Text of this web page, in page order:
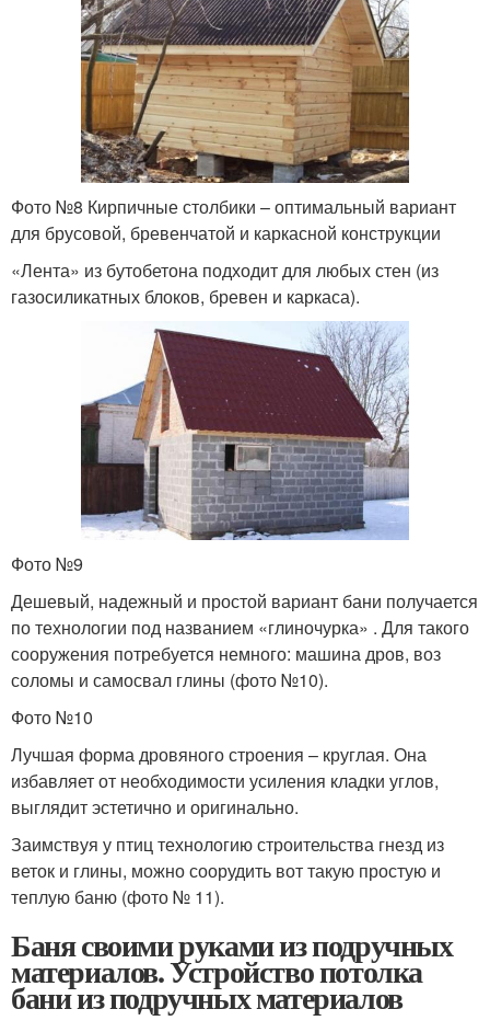
Фото №8 Кирпичные столбики – оптимальный вариант
для брусовой, бревенчатой и каркасной конструкции
«Лента» из бутобетона подходит для любых стен (из
газосиликатных блоков, бревен и каркаса).
Фото №9
Дешевый, надежный и простой вариант бани получается
по технологии под названием «глиночурка» . Для такого
сооружения потребуется немного: машина дров, воз
соломы и самосвал глины (фото №10).
Фото №10
Лучшая форма дровяного строения – круглая. Она
избавляет от необходимости усиления кладки углов,
выглядит эстетично и оригинально.
Заимствуя у птиц технологию строительства гнезд из
веток и глины, можно соорудить вот такую простую и
теплую баню (фото № 11).
Баня своими руками из подручных
материалов. Устройство потолка
бани из подручных материалов